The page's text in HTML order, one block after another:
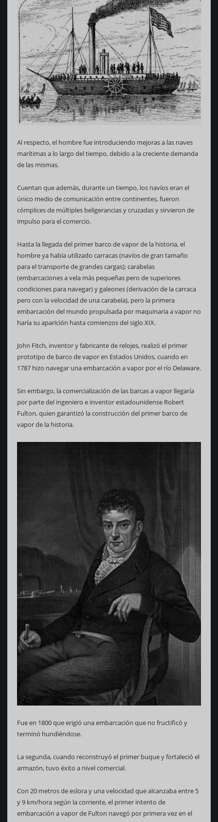
Al respecto, el hombre fue introduciendo mejoras a las naves
marítimas a lo largo del tiempo, debido a la creciente demanda
de las mismas.
Cuentan que además, durante un tiempo, los navíos eran el
único medio de comunicación entre continentes, fueron
cómplices de múltiples beligerancias y cruzadas y sirvieron de
impulso para el comercio.
Hasta la llegada del primer barco de vapor de la historia, el
hombre ya había utilizado carracas (navíos de gran tamaño
para el transporte de grandes cargas); carabelas
(embarcaciones a vela más pequeñas pero de superiores
condiciones para navegar) y galeones (derivación de la carraca
pero con la velocidad de una carabela), pero la primera
embarcación del mundo propulsada por maquinaria a vapor no
haría su aparición hasta comienzos del siglo XIX.
John Fitch, inventor y fabricante de relojes, realizó el primer
prototipo de barco de vapor en Estados Unidos, cuando en
1787 hizo navegar una embarcación a vapor por el río Delaware.
Sin embargo, la comercialización de las barcas a vapor llegaría
por parte del ingeniero e inventor estadounidense Robert
Fulton, quien garantizó la construcción del primer barco de
vapor de la historia.
Fue en 1800 que erigió una embarcación que no fructificó y
terminó hundiéndose.
La segunda, cuando reconstruyó el primer buque y fortaleció el
armazón, tuvo éxito a nivel comercial.
Con 20 metros de eslora y una velocidad que alcanzaba entre 5
y 9 km/hora según la corriente, el primer intento de
embarcación a vapor de Fulton navegó por primera vez en el